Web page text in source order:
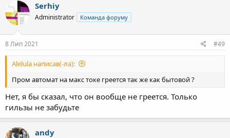
Serhiy
Administrator Команда форуму
8 Лип 2021 #49
Alelula написав(-ла):
Пром автомат на макс токе греется так же как бытовой ?
Нет, я бы сказал, что он вообще не греется. Только
гильзы не забудьте
andy